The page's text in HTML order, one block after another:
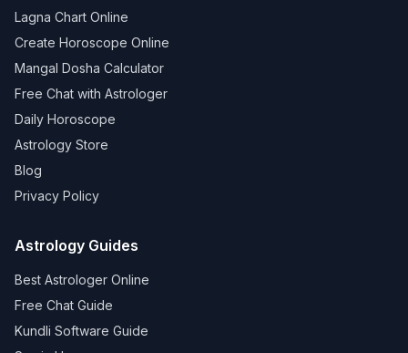
Lagna Chart Online
Create Horoscope Online
Mangal Dosha Calculator
Free Chat with Astrologer
Daily Horoscope
Astrology Store
Blog
Privacy Policy
Astrology Guides
Best Astrologer Online
Free Chat Guide
Kundli Software Guide